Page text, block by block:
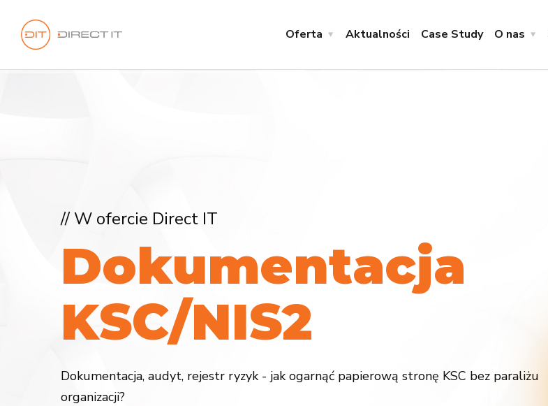
Oferta Aktualności Case Study O nas
Dokumentacja
KSC/NIS2
Dokumentacja, audyt, rejestr ryzyk - jak ogarnąć papierową stronę KSC bez paraliżu
organizacji?
// W ofercie Direct IT